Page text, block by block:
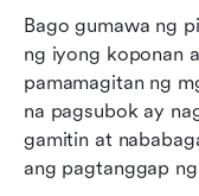
Bago gumawa ng
ng iyong koponan
pamamagitan ng
na pagsubok ay
gamitin at
ang pagtanggap